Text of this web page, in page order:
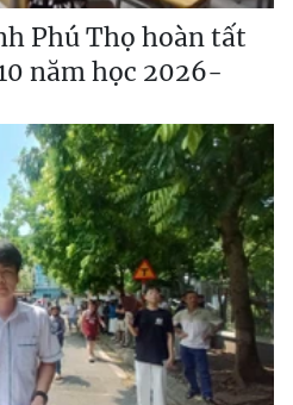
Phú Thọ hoàn tất
năm học 2026-